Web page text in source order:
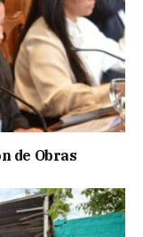
de Obras